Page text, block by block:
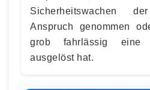
Sicherheitswachen
Anspruch genommen
grob fahrlässig eine
ausgelöst hat.